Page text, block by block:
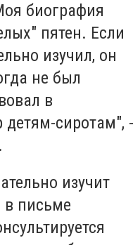
биография
пятен. Если
изучил, он
не был
в
детям-сиротам", -
изучит
в письме